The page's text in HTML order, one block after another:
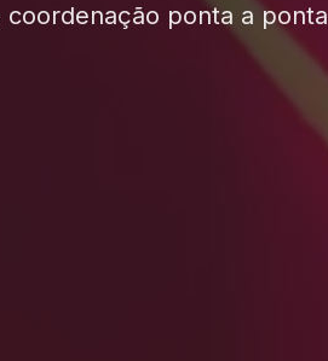
ponta a ponta